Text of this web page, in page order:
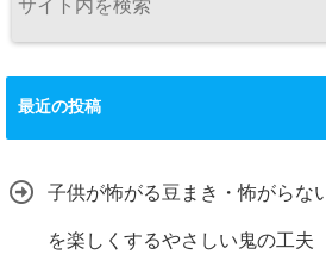
最近の投稿
子供が怖がる豆まき・怖がらな
を楽しくするやさしい鬼の工夫